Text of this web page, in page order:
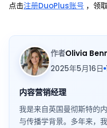
点击注册DuoPlus账号 ，领
作者Olivia
2025年5月16日
内容营销经理
我是来自英国曼彻斯特的
与传播学背景。多年来，